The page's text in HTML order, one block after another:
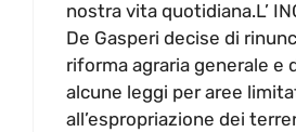
nostra vita quotidiana.L’
De Gasperi decise di
riforma agraria generale e
alcune leggi per aree
all’espropriazione dei